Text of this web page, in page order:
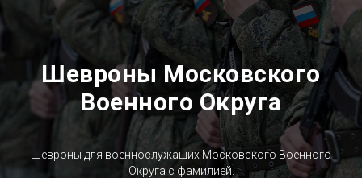
Шевроны Московского
Военного Округа
Шевроны для военнослужащих Московского Военного
Округа c фамилией.